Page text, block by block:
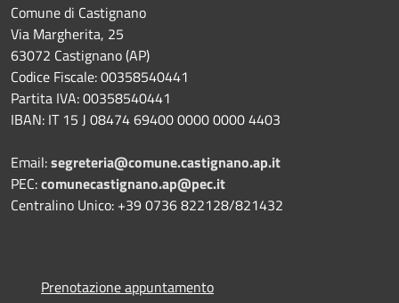
Comune di Castignano
Via Margherita, 25
63072 Castignano (AP)
Codice Fiscale: 00358540441
Partita IVA: 00358540441
IBAN: IT 15 J 08474 69400 0000 0000 4403
Email:segreteria@comune.castignano.ap.it
PEC:comunecastignano.ap@pec.it
Centralino Unico: +39 0736 822128/821432
Prenotazione appuntamento